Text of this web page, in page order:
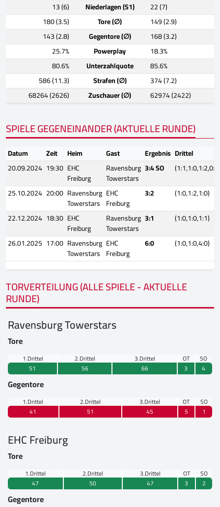
13 (6)
Niederlagen (S1)
22 (7)
180 (3.5)
Tore (∅)
149 (2.9)
143 (2.8)
Gegentore (∅)
168 (3.2)
25.7%
Powerplay
18.3%
80.6%
Unterzahlquote
85.6%
586 (11.3)
Strafen (∅)
374 (7.2)
68264 (2626)
Zuschauer (∅) 62974 (2422)
SPIELE GEGENEINANDER (AKTUELLE RUNDE)
Datum Zeit Heim Gast Ergebnis Drittel
20.09.2024 19:30 EHC
Freiburg
Ravensburg
Towerstars
3:4 SO
25.10.2024 20:00 Ravensburg
Towerstars
EHC
Freiburg
3:2
(1:0,1:2,1:0)
22.12.2024 18:30 EHC
Freiburg
Ravensburg
Towerstars
3:1
(1:0,1:0,1:1)
26.01.2025 17:00 Ravensburg
Towerstars
EHC
Freiburg
6:0 (1:0,1:0,4:0)
TORVERTEILUNG (ALLE SPIELE - AKTUELLE
RUNDE)
Ravensburg Towerstars
Tore
1.Drittel 2.Drittel 3.Drittel OT
SO
51
56 66 3 4
Gegentore
1.Drittel 2.Drittel 3.Drittel OT
SO
41
51 45 5 1
EHC Freiburg
Tore
1.Drittel 2.Drittel 3.Drittel OT
SO
47
50 47 3 2
Gegentore